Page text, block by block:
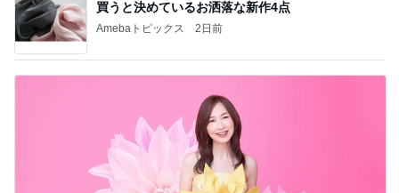
森口博子 姉が作ったタレに病み付き
20時間前
記事を読む